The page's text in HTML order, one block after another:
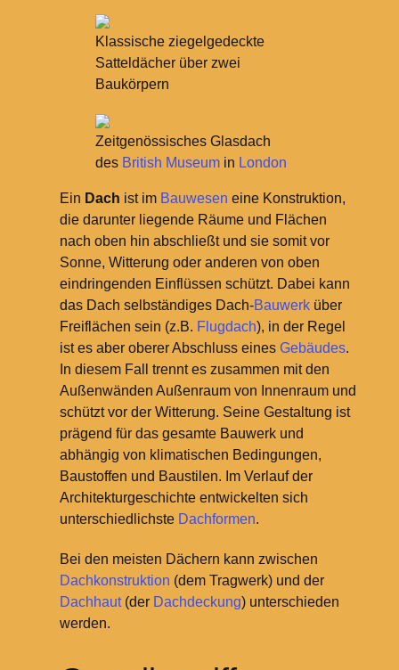
Klassische ziegelgedeckte
Satteldächer über zwei
Baukörpern
Zeitgenössisches Glasdach
des British Museumin London
Ein Dach ist im Bauwesen eine Konstruktion,
die darunter liegende Räume und Flächen
nach oben hin abschließt und sie somit vor
Sonne, Witterung oder anderen von oben
eindringenden Einflüssen schützt. Dabei kann
das Dach selbständiges Dach-Bauwerküber
Freiflächen sein (z.B. Flugdach), in der Regel
ist es aber oberer Abschluss eines Gebäudes.
In diesem Fall trennt es zusammen mit den
Außenwänden Außenraum von Innenraum und
schützt vor der Witterung. Seine Gestaltung ist
prägend für das gesamte Bauwerk und
abhängig von klimatischen Bedingungen,
Baustoffen und Baustilen. Im Verlauf der
Architekturgeschichte entwickelten sich
unterschiedlichste Dachformen.
Bei den meisten Dächern kann zwischen
Dachkonstruktion (dem Tragwerk) und der
Dachhaut(der Dachdeckung) unterschieden
werden.